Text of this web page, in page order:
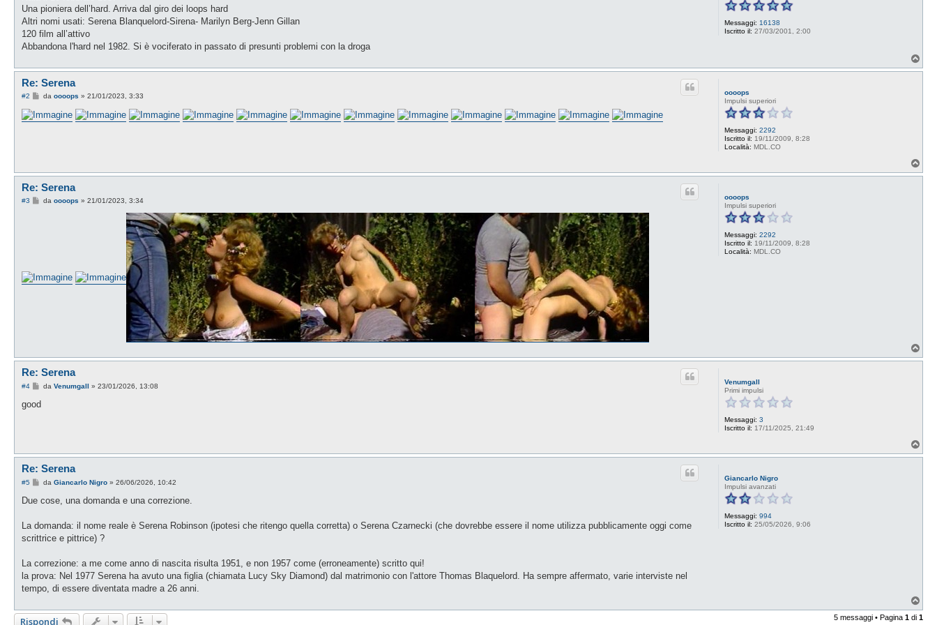
Messaggi: 16138
Iscritto il: 27/03/2001, 2:00
o
Una pioniera dell’hard. Arriva dal giro dei loops hard
Altri nomi usati: Serena Blanquelord-Sirena- Marilyn Berg-Jenn Gillan
120 film all’attivo
Abbandona l'hard nel 1982. Si è vociferato in passato di presunti problemi con la droga
o
oooops
Impulsi superiori
Messaggi: 2292
Iscritto il: 19/11/2009, 8:28
Località: MDL.CO
Re: Serena
#2
M
s
s
da oooops » 21/01/2023, 3:33
o
oooops
Impulsi superiori
Messaggi: 2292
Iscritto il: 19/11/2009, 8:28
Località: MDL.CO
Re: Serena
#3
Mda oooops » 21/01/2023, 3:34
o
Venumgall
Primi impulsi
Messaggi: 3
Iscritto il: 17/11/2025, 21:49
Re: Serena
#4
M
s
o
da Venumgall » 23/01/2026, 13:08
good
o
Giancarlo Nigro
Impulsi avanzati
Messaggi: 994
Iscritto il: 25/05/2026, 9:06
Re: Serena
#5
M
s
g
i
da Giancarlo Nigro» 26/06/2026, 10:42
Due cose, una domanda e una correzione.
La domanda: il nome reale è Serena Robinson (ipotesi che ritengo quella corretta) o Serena Czarnecki (che dovrebbe essere il nome utilizza pubblicamente oggi come
scrittrice e pittrice) ?
La correzione: a me come anno di nascita risulta 1951, e non 1957 come (erroneamente) scritto qui!
la prova: Nel 1977 Serena ha avuto una figlia (chiamata Lucy Sky Diamond) dal matrimonio con l'attore Thomas Blaquelord. Ha sempre affermato, varie interviste nel
tempo, di essere diventata madre a 26 anni.
o
p
Rispondi 5 messaggi • Pagina 1 di 1